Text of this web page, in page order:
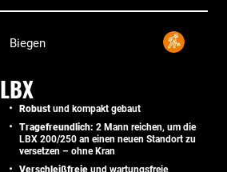
Biegen
LBX
Robust und kompakt gebaut
Tragefreundlich: 2 Mann reichen, um die
LBX 200/250 an einen neuen Standort zu
versetzen – ohne Kran
Verschleißfreie und wartungsfreie